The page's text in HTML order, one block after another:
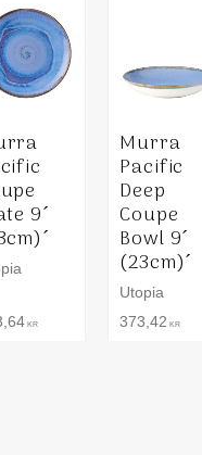
9´
KR
Murra
Pacific
Deep
Coupe
Bowl 9´
(23cm)´
Utopia
373,42 KR